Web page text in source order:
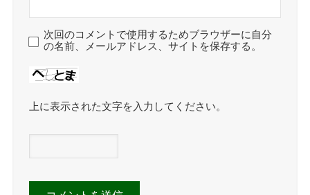
次回のコメントで使用するためブラウザーに自分
の名前、メールアドレス、サイトを保存する。
上に表示された文字を入力してください。